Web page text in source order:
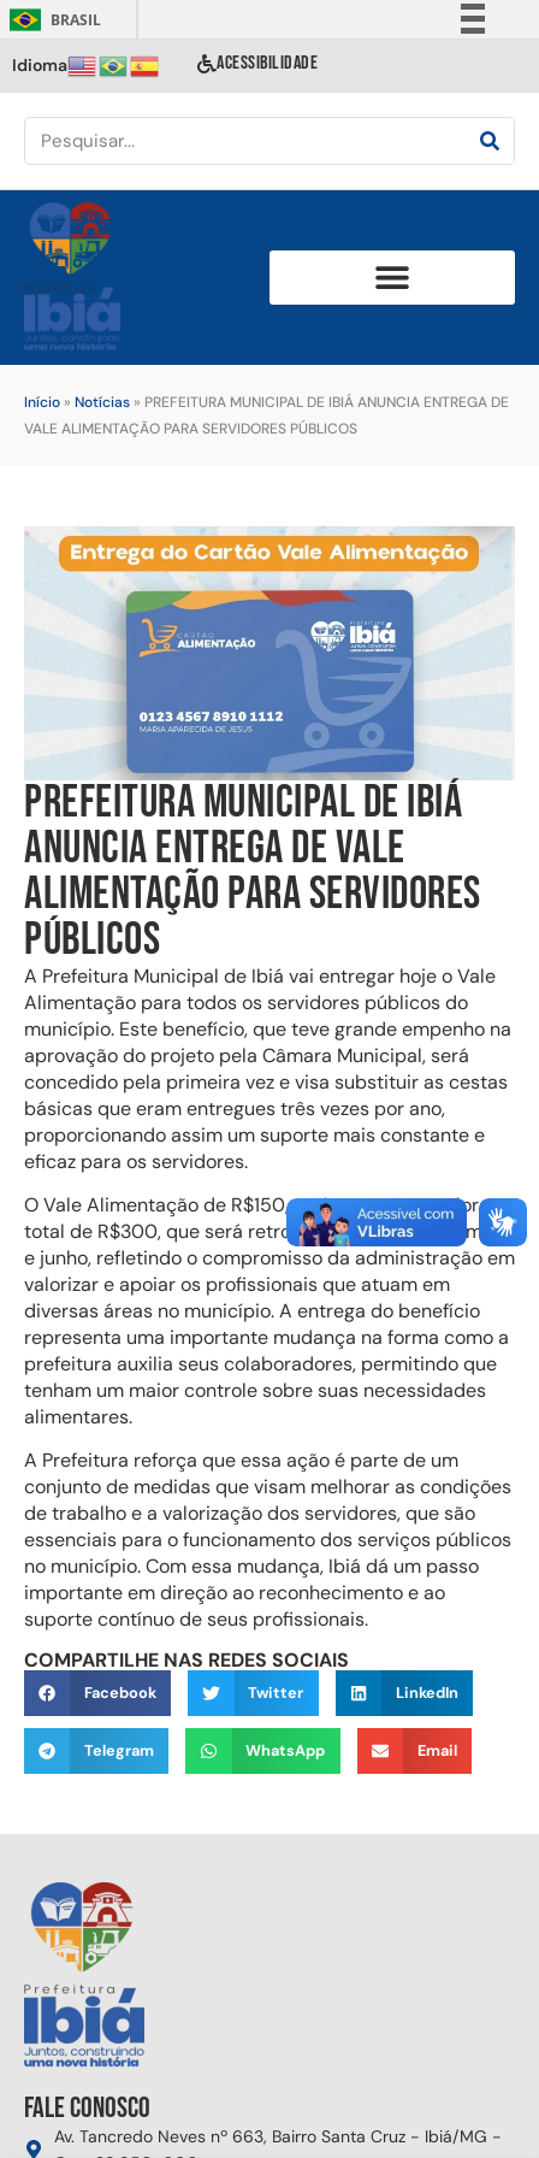
BRASIL
Comunica BR
Acesso à informação
Idioma ACESSIBILIDADE
Início » Notícias » PREFEITURA MUNICIPAL DE IBIÁ ANUNCIA ENTREGA DE
VALE ALIMENTAÇÃO PARA SERVIDORES PÚBLICOS
PREFEITURA MUNICIPAL DE IBIÁ
ANUNCIA ENTREGA DE VALE
ALIMENTAÇÃO PARA SERVIDORES
PÚBLICOS
A Prefeitura Municipal de Ibiá vai entregar hoje o Vale
Alimentação para todos os servidores públicos do
município. Este benefício, que teve grande empenho na
aprovação do projeto pela Câmara Municipal, será
concedido pela primeira vez e visa substituir as cestas
básicas que eram entregues três vezes por ano,
proporcionando assim um suporte mais constante e
eficaz para os servidores.
O Vale Alimentação de R$150, terá este mês o valor
total de R$300, que será retroativo aos meses de maio
e junho, refletindo o compromisso da administração em
valorizar e apoiar os profissionais que atuam em
diversas áreas no município. A entrega do benefício
representa uma importante mudança na forma como a
prefeitura auxilia seus colaboradores, permitindo que
tenham um maior controle sobre suas necessidades
alimentares.
A Prefeitura reforça que essa ação é parte de um
conjunto de medidas que visam melhorar as condições
de trabalho e a valorização dos servidores, que são
essenciais para o funcionamento dos serviços públicos
no município. Com essa mudança, Ibiá dá um passo
importante em direção ao reconhecimento e ao
suporte contínuo de seus profissionais.
COMPARTILHE NAS REDES SOCIAIS
Facebook Twitter LinkedIn
Telegram WhatsApp Email
Fale conosco
Av. Tancredo Neves nº 663, Bairro Santa Cruz - Ibiá/MG -